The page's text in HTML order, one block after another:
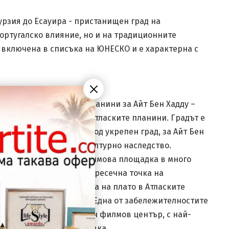
до Есауира - пристанищен град на
влияние, но и на традиционните
в списъка на ЮНЕСКО и е характерна с
през Атласките планини за Айт Бен Хадду –
склонове на Атласките планини. Градът е
като ксар или в превод укрепен град, за Айт Бен
за световното и културно наследство.
често като филмова площадка в много
време градът е бил пресечна точка на
надморска височина на плато в Атласките
шарки на черен фон. Една от забележителностите
и световноизвестен филмов център, с най-